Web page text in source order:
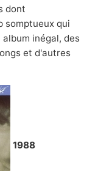
dont
somptueux qui
inégal, des
et d'autres
1988